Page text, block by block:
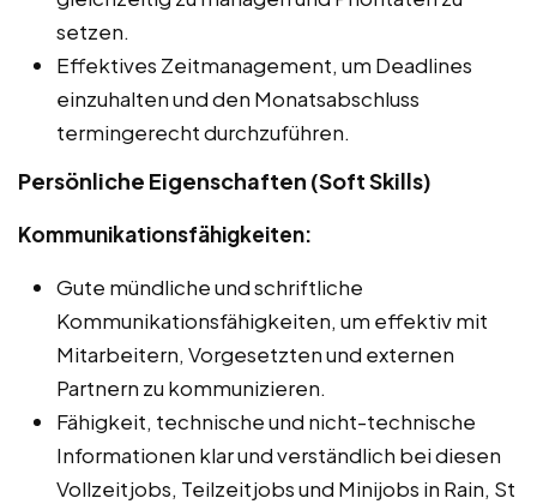
setzen.
Effektives Zeitmanagement, um Deadlines
einzuhalten und den Monatsabschluss
termingerecht durchzuführen.
Persönliche Eigenschaften (Soft Skills)
Kommunikationsfähigkeiten:
Gute mündliche und schriftliche
Kommunikationsfähigkeiten, um effektiv mit
Mitarbeitern, Vorgesetzten und externen
Partnern zu kommunizieren.
Fähigkeit, technische und nicht-technische
Informationen klar und verständlich bei diesen
Vollzeitjobs, Teilzeitjobs und Minijobs in Rain, St